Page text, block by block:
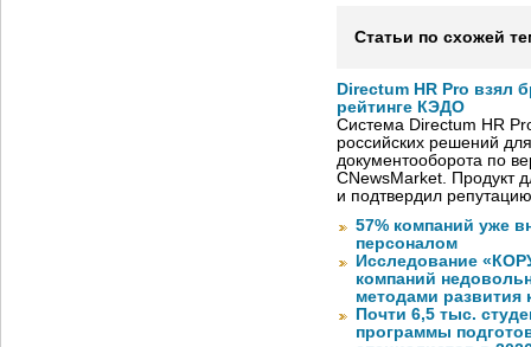
Статьи по схожей
Directum HR Pro взял
рейтинге КЭДО
Система Directum HR
российских решений
документооборота по
CNewsMarket. Продукт
и подтвердил
57% компаний уже
персоналом
Исследование
компаний
методами развития
Почти 6,5 тыс.
программы